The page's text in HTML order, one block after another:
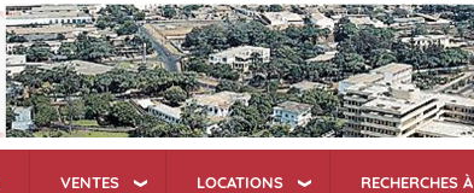
Aller
au
contenu
principal
VENTES LOCATIONS RECHERCHES